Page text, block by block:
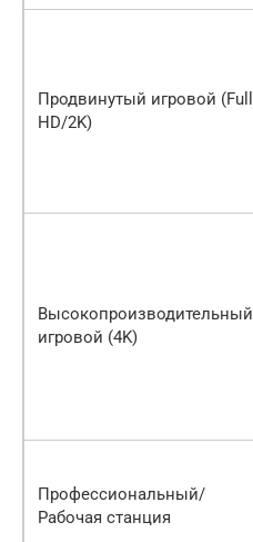
Продвинутый игровой (Full
HD/2K)
Высокопроизводительный
игровой (4K)
Профессиональный/
Рабочая станция